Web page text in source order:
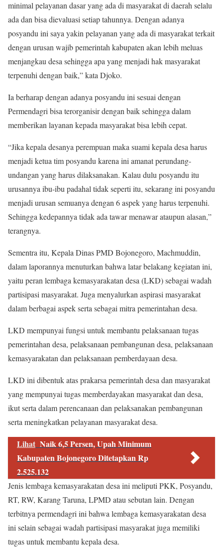
minimal pelayanan dasar yang ada di masyarakat di daerah selalu
ada dan bisa dievaluasi setiap tahunnya. Dengan adanya
posyandu ini saya yakin pelayanan yang ada di masyarakat terkait
dengan urusan wajib pemerintah kabupaten akan lebih meluas
menjangkau desa sehingga apa yang menjadi hak masyarakat
terpenuhi dengan baik,” kata Djoko.
Ia berharap dengan adanya posyandu ini sesuai dengan
Permendagri bisa terorganisir dengan baik sehingga dalam
memberikan layanan kepada masyarakat bisa lebih cepat.
“Jika kepala desanya perempuan maka suami kepala desa harus
menjadi ketua tim posyandu karena ini amanat perundang-
undangan yang harus dilaksanakan. Kalau dulu posyandu itu
urusannya ibu-ibu padahal tidak seperti itu, sekarang ini posyandu
menjadi urusan semuanya dengan 6 aspek yang harus terpenuhi.
Sehingga kedepannya tidak ada tawar menawar ataupun alasan,”
terangnya.
Sementra itu, Kepala Dinas PMD Bojonegoro, Machmuddin,
dalam laporannya menuturkan bahwa latar belakang kegiatan ini,
yaitu peran lembaga kemasyarakatan desa (LKD) sebagai wadah
partisipasi masyarakat. Juga menyalurkan aspirasi masyarakat
dalam berbagai aspek serta sebagai mitra pemerintahan desa.
LKD mempunyai fungsi untuk membantu pelaksanaan tugas
pemerintahan desa, pelaksanaan pembangunan desa, pelaksanaan
kemasyarakatan dan pelaksanaan pemberdayaan desa.
LKD ini dibentuk atas prakarsa pemerintah desa dan masyarakat
yang mempunyai tugas memberdayakan masyarakat dan desa,
ikut serta dalam perencanaan dan pelaksanakan pembangunan
serta meningkatkan pelayanan masyarakat desa.
Lihat Naik 6,5 Persen, Upah Minimum
Kabupaten Bojonegoro Ditetapkan Rp
2.525.132
Jenis lembaga kemasyarakatan desa ini meliputi PKK, Posyandu,
RT, RW, Karang Taruna, LPMD atau sebutan lain. Dengan
terbitnya permendagri ini bahwa lembaga kemasyarakatan desa
ini selain sebagai wadah partisipasi masyarakat juga memiliki
tugas untuk membantu kepala desa.